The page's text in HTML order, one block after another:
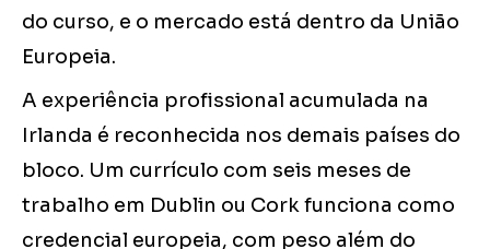
do curso, e o mercado está dentro da União
Europeia.
A experiência profissional acumulada na
Irlanda é reconhecida nos demais países do
bloco. Um currículo com seis meses de
trabalho em Dublin ou Cork funciona como
credencial europeia, com peso além do